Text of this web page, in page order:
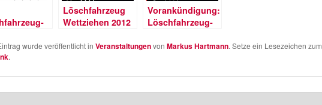
Löschfahrzeug
Wettziehen 2012
Vorankündigung:
Löschfahrzeug-
wurde veröffentlicht in Veranstaltungenvon Markus Hartmann. Setze ein Lesezeichen zum
.